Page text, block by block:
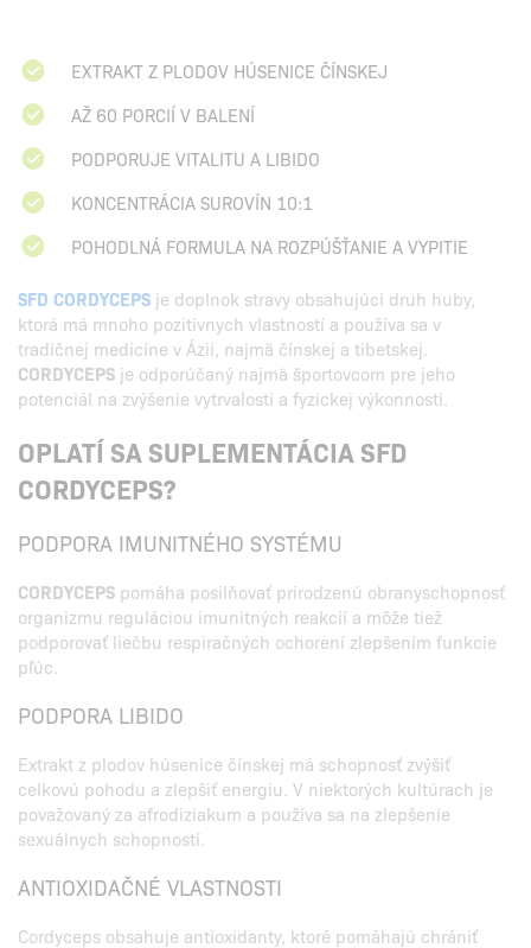
EXTRAKT Z PLODOV HÚSENICE ČÍNSKEJ
AŽ 60 PORCIÍ V BALENÍ
PODPORUJE VITALITU A LIBIDO
KONCENTRÁCIA SUROVÍN 10:1
POHODLNÁ FORMULA NA ROZPÚŠŤANIE A VYPITIE
SFD CORDYCEPS je doplnok stravy obsahujúci druh huby,
ktorá má mnoho pozitívnych vlastností a používa sa v
tradičnej medicíne v Ázii, najmä čínskej a tibetskej.
CORDYCEPS je odporúčaný najmä športovcom pre jeho
potenciál na zvýšenie vytrvalosti a fyzickej výkonnosti.
OPLATÍ SA SUPLEMENTÁCIA SFD
CORDYCEPS?
PODPORA IMUNITNÉHO SYSTÉMU
CORDYCEPS pomáha posilňovať prirodzenú obranyschopnosť
organizmu reguláciou imunitných reakcií a môže tiež
podporovať liečbu respiračných ochorení zlepšením funkcie
pľúc.
PODPORA LIBIDO
Extrakt z plodov húsenice čínskej má schopnosť zvýšiť
celkovú pohodu a zlepšiť energiu. V niektorých kultúrach je
považovaný za afrodiziakum a používa sa na zlepšenie
sexuálnych schopností.
ANTIOXIDAČNÉ VLASTNOSTI
Cordyceps obsahuje antioxidanty, ktoré pomáhajú chrániť